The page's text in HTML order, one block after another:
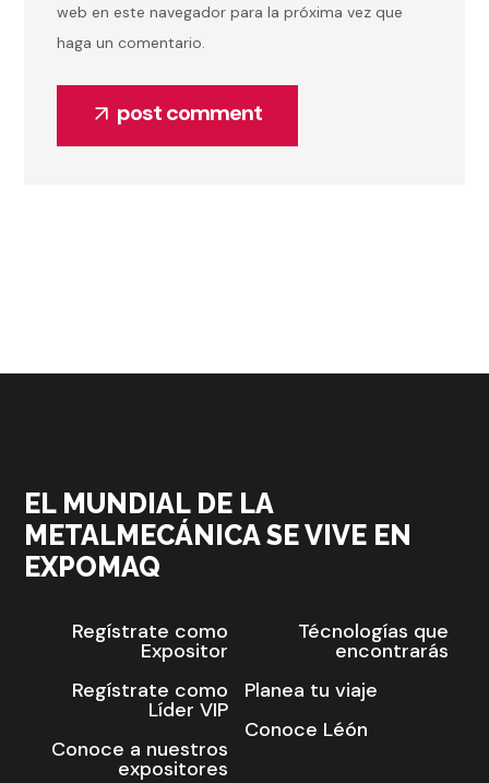
web en este navegador para la próxima vez que
haga un comentario.
post comment
EL MUNDIAL DE LA
METALMECÁNICA SE VIVE EN
EXPOMAQ
Regístrate como
Expositor
Regístrate como
Líder VIP
Conoce a nuestros
expositores
Técnologías que
encontrarás
Planea tu viaje
Conoce Léón